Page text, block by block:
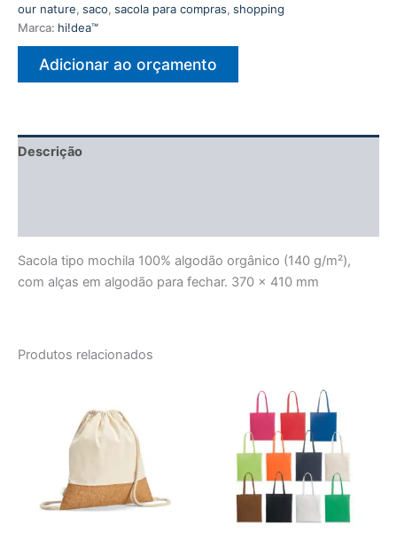
our nature, saco, sacola para compras, shopping
Marca: hi!dea™
Adicionar ao orçamento
Descrição
Sacola tipo mochila 100% algodão orgânico (140 g/m²),
com alças em algodão para fechar. 370 x 410 mm
Produtos relacionados